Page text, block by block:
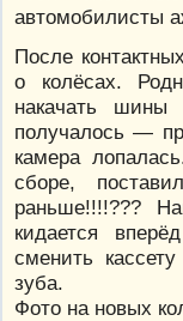
автомобилисты
После
о колёсах.
накачать
получалось —
камера
сборе,
раньше!!!!???
кидается
сменить
зуба.
Фото на новых